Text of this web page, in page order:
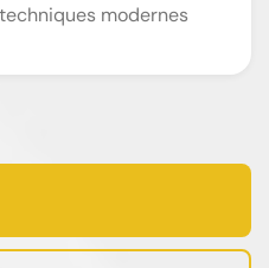
modernes